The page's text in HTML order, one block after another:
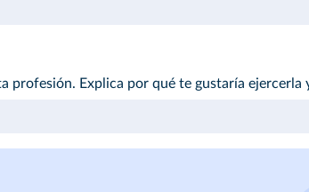
profesión. Explica por qué te gustaría